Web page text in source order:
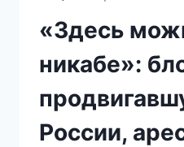
«Здесь
никабе»:
России,